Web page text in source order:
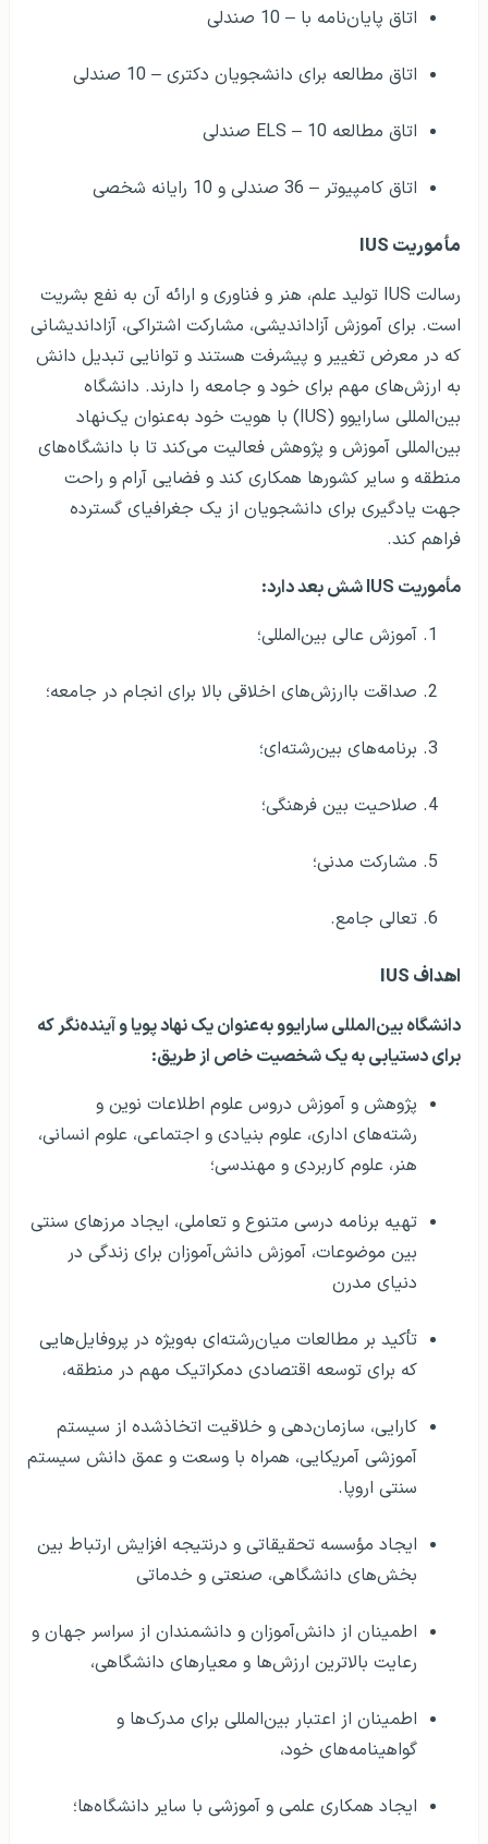
اتاق پایان‌نامه با – 10 صندلی
اتاق مطالعه برای دانشجویان دکتری – 10 صندلی
اتاق مطالعه ELS – 10 صندلی
اتاق کامپیوتر – 36 صندلی و 10 رایانه شخصی
مأموریت IUS
رسالت IUS تولید علم، هنر و فناوری و ارائه آن به نفع بشریت
است. برای آموزش آزاداندیشی، مشارکت اشتراکی، آزاداندیشانی
که در معرض تغییر و پیشرفت هستند و توانایی تبدیل دانش
به ارزش‌های مهم برای خود و جامعه را دارند. دانشگاه
بین‌المللی سارایوو (IUS) با هویت خود به‌عنوان یک‌نهاد
بین‌المللی آموزش و پژوهش فعالیت می‌کند تا با دانشگاه‌های
منطقه و سایر کشورها همکاری کند و فضایی آرام و راحت
جهت یادگیری برای دانشجویان از یک جغرافیای گسترده
فراهم کند.
مأموریت IUS شش بعد دارد:
آموزش عالی بین‌المللی؛
صداقت باارزش‌های اخلاقی بالا برای انجام در جامعه؛
برنامه‌های بین‌رشته‌ای؛
صلاحیت بین فرهنگی؛
مشارکت مدنی؛
تعالی جامع.
اهداف IUS
دانشگاه بین‌المللی سارایوو به‌عنوان یک ‌نهاد پویا و آینده‌نگر که
برای دستیابی به یک شخصیت خاص از طریق:
پژوهش و آموزش دروس علوم اطلاعات نوین و
رشته‌های اداری، علوم بنیادی و اجتماعی، علوم انسانی،
هنر، علوم کاربردی و مهندسی؛
تهیه برنامه درسی متنوع و تعاملی، ایجاد مرزهای سنتی
بین موضوعات، آموزش دانش‌آموزان برای زندگی در
دنیای مدرن
تأکید بر مطالعات میان‌رشته‌ای به‌ویژه در پروفایل‌هایی
که برای توسعه اقتصادی دمکراتیک مهم در منطقه،
کارایی، سازمان‌دهی و خلاقیت اتخاذشده از سیستم
آموزشی آمریکایی، همراه با وسعت و عمق دانش سیستم
سنتی اروپا.
ایجاد مؤسسه تحقیقاتی و درنتیجه افزایش ارتباط بین
بخش‌های دانشگاهی، صنعتی و خدماتی
اطمینان از دانش‌آموزان و دانشمندان از سراسر جهان و
رعایت بالاترین ارزش‌ها و معیارهای دانشگاهی،
اطمینان از اعتبار بین‌المللی برای مدرک‌ها و
گواهینامه‌های خود،
ایجاد همکاری علمی و آموزشی با سایر دانشگاه‌ها؛